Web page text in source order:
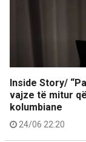
Inside Story/
vajze të mitur
kolumbiane
24/06 22:20